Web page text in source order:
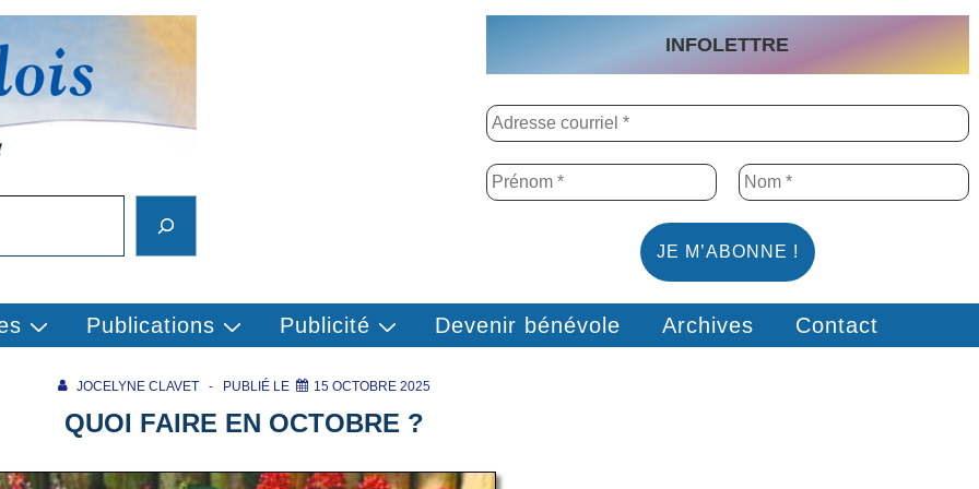
INFOLETTRE
Publications Publicité Devenir bénévole Archives Contact
JOCELYNE CLAVET PUBLIÉ LE 15 OCTOBRE 2025
QUOI FAIRE EN OCTOBRE ?